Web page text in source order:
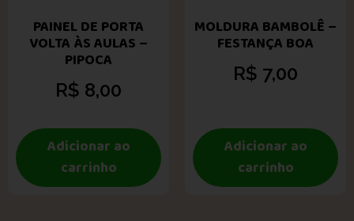
PAINEL DE PORTA
VOLTA ÀS AULAS –
PIPOCA
R$ 8,00
Adicionar ao
carrinho
MOLDURA BAMBOLÊ –
FESTANÇA BOA
R$ 7,00
Adicionar ao
carrinho